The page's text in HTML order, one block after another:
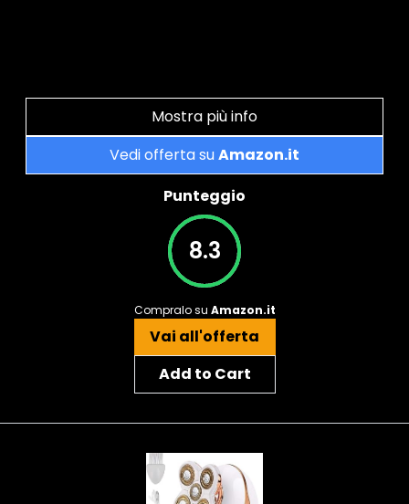
Mostra più info
Vedi offerta suAmazon.it
Punteggio
8.3
Compralo su Amazon.it
Vai all'offerta
Add to Cart